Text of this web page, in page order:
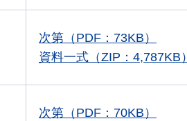
次第（PDF：73KB）
資料一式（ZIP：4,787KB）
次第（PDF：70KB）